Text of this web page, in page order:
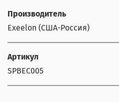
Производитель
Exeelon (США-Россия)
Артикул
SPBEC005